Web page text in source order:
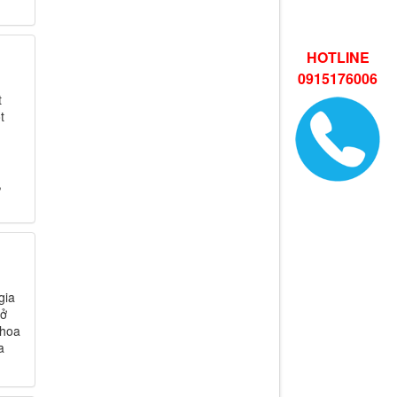
HOTLINE
0915176006